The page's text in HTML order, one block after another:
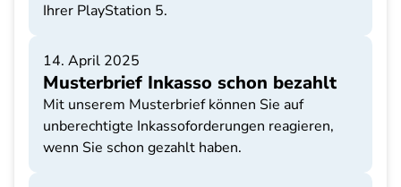
Ihrer PlayStation 5.
14. April 2025
Musterbrief Inkasso schon bezahlt
Mit unserem Musterbrief können Sie auf
unberechtigte Inkassoforderungen reagieren,
wenn Sie schon gezahlt haben.